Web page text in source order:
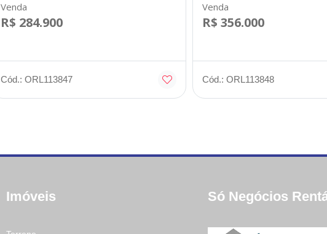
Venda
R$ 284.900
Cód.: ORL113847
Venda
R$ 356.000
Cód.: ORL113848
Imóveis Só Negócios